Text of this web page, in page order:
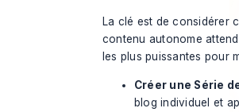
La clé est de considérer
contenu autonome
les plus puissantes pour
Créer une Série
blog individuel et